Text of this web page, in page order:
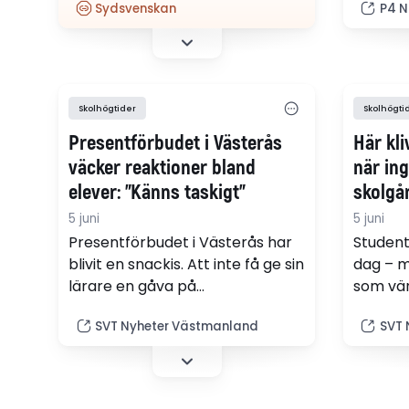
lärarpresenter. Vissa menar att
presenterna kan tolkas som
föräldrarna.
Sydsvenskan
vissa
gåvan
kronor.
P4
Skolhögtider
Presentförbudet i Västerås
väcker reaktioner bland
elever: ”Känns taskigt”
5 juni
Presentförbudet i Västerås har
blivit en snackis. Att inte få ge sin
lärare en gåva på
menar flera av eleverna som
SVT pratat med.
SVT Nyheter Västmanland
Här
när
5 juni
dag –
som
tar